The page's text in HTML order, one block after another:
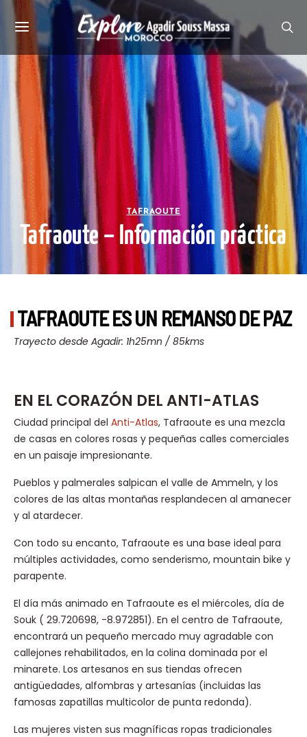
TAFRAOUTE
Tafraoute – Información práctica
TAFRAOUTE ES UN REMANSO DE PAZ
Trayecto desde Agadir: 1h25mn / 85kms
EN EL CORAZÓN DEL ANTI-ATLAS
Ciudad principal del Anti-Atlas, Tafraoute es una mezcla
de casas en colores rosas y pequeñas calles comerciales
en un paisaje impresionante.
Pueblos y palmerales salpican el valle de Ammeln, y los
colores de las altas montañas resplandecen al amanecer
y al atardecer.
Con todo su encanto, Tafraoute es una base ideal para
múltiples actividades, como senderismo, mountain bike y
parapente.
El día más animado en Tafraoute es el miércoles, día de
Souk ( 29.720698, -8.972851). En el centro de Tafraoute,
encontrará un pequeño mercado muy agradable con
callejones rehabilitados, en la colina dominada por el
minarete. Los artesanos en sus tiendas ofrecen
antigüedades, alfombras y artesanías (incluidas las
famosas zapatillas multicolor de punta redonda).
Las mujeres visten sus magníficas ropas tradicionales